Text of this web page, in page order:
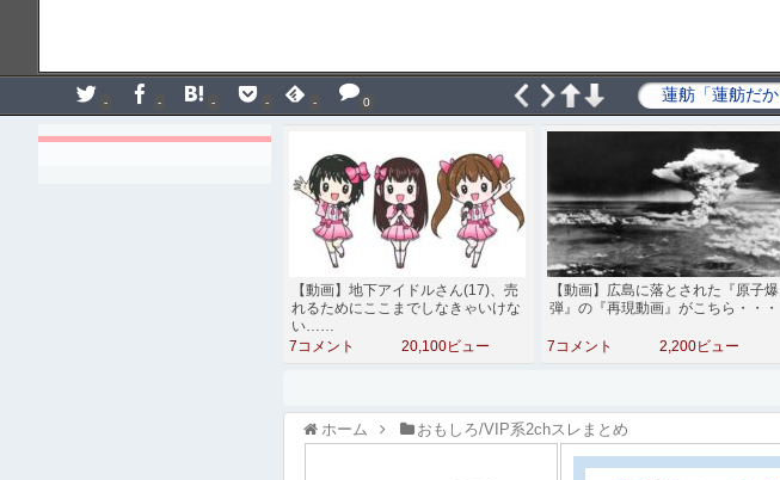
- - - - - 0
【動画】地下アイドルさん(17)、売
れるためにここまでしなきゃいけな
い……
7コメント
20,100ビュー
【動画】広島に落とされた『原子爆
弾』の『再現動画』がこちら・・・
7コメント 2,200ビュー
ホーム おもしろ/VIP系2chスレまとめ